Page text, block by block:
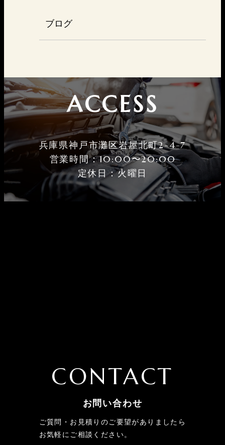
ブログ
ACCESS
兵庫県神戸市灘区岩屋北町2-4-7
営業時間：10:00〜20:00
定休⽇：火曜⽇
CONTACT
お問い合わせ
ご質問・お見積りのご要望がありましたら
お気軽にご相談ください。